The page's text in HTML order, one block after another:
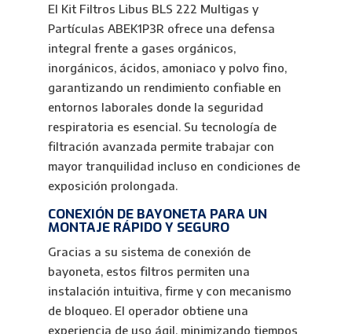
El Kit Filtros Libus BLS 222 Multigas y
Partículas ABEK1P3R ofrece una defensa
integral frente a gases orgánicos,
inorgánicos, ácidos, amoniaco y polvo fino,
garantizando un rendimiento confiable en
entornos laborales donde la seguridad
respiratoria es esencial. Su tecnología de
filtración avanzada permite trabajar con
mayor tranquilidad incluso en condiciones de
exposición prolongada.
CONEXIÓN DE BAYONETA PARA UN
MONTAJE RÁPIDO Y SEGURO
Gracias a su sistema de conexión de
bayoneta, estos filtros permiten una
instalación intuitiva, firme y con mecanismo
de bloqueo. El operador obtiene una
experiencia de uso ágil, minimizando tiempos